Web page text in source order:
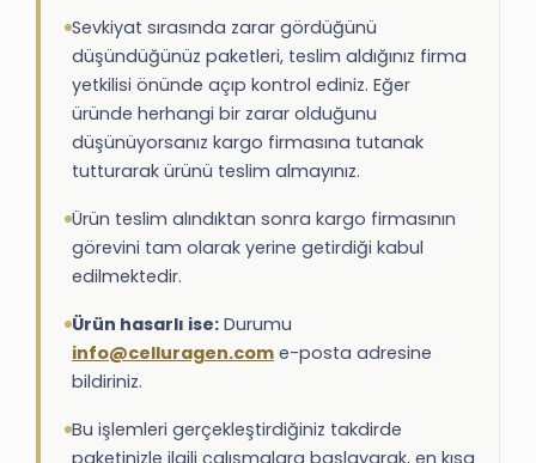
Sevkiyat sırasında zarar gördüğünü
düşündüğünüz paketleri, teslim aldığınız firma
yetkilisi önünde açıp kontrol ediniz. Eğer
üründe herhangi bir zarar olduğunu
düşünüyorsanız kargo firmasına tutanak
tutturarak ürünü teslim almayınız.
Ürün teslim alındıktan sonra kargo firmasının
görevini tam olarak yerine getirdiği kabul
edilmektedir.
Ürün hasarlı ise: Durumu
info@celluragen.com e-posta adresine
bildiriniz.
Bu işlemleri gerçekleştirdiğiniz takdirde
paketinizle ilgili çalışmalara başlayarak, en kısa